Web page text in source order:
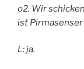
o2. Wir
ist Pirmasenser
L: ja.